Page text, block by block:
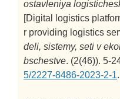
ostavleniya
[Digital logistics
r providing logistics
deli, sistemy, seti v
bschestve. (2(46)). 5-
5/2227-8486-2023-2-1.